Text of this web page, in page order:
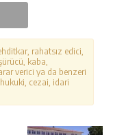
rahatsız edici,
kaba,
verici ya da benzeri
cezai, idari